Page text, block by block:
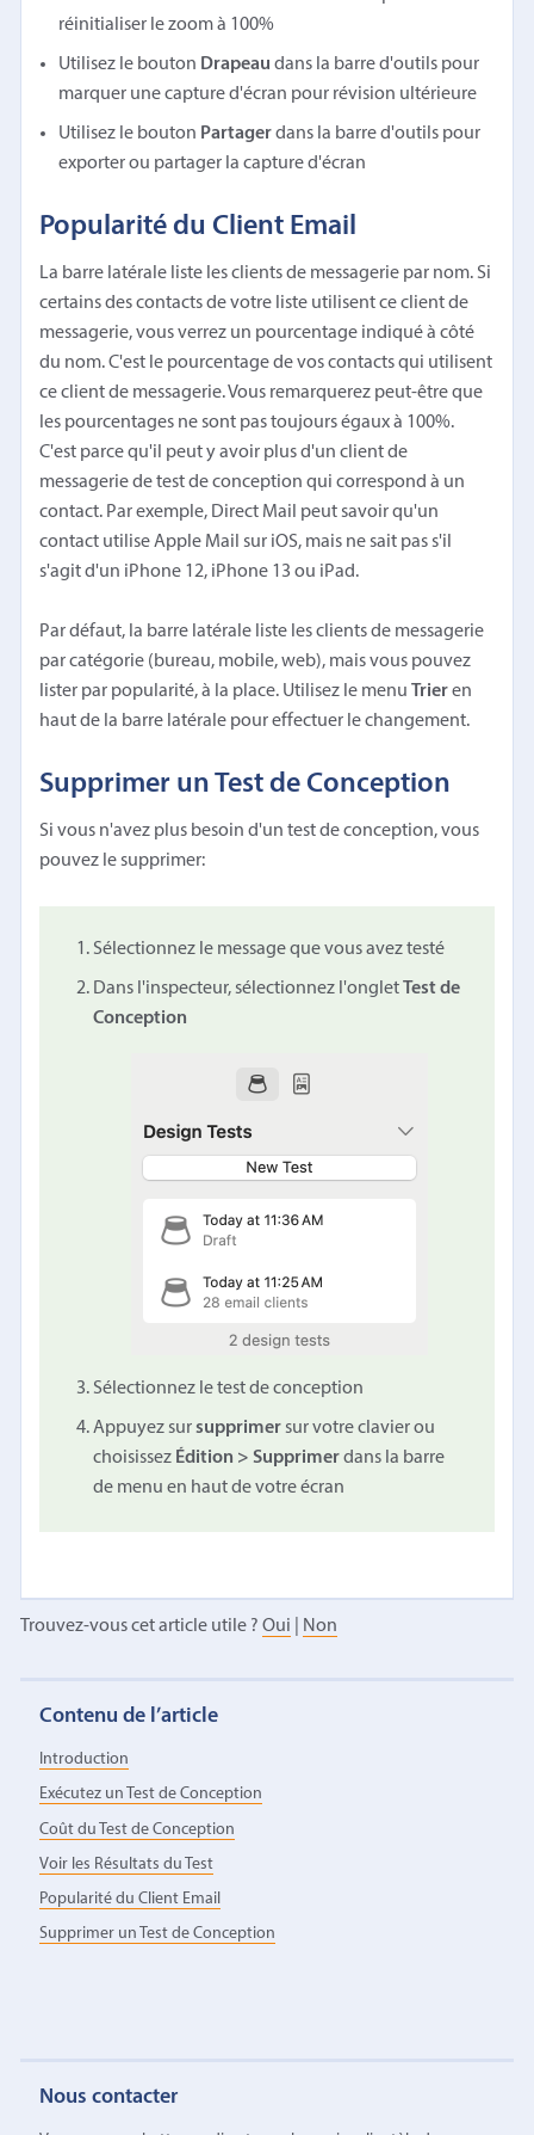
réinitialiser le zoom à 100%
Utilisez le bouton Drapeau dans la barre d'outils pour
marquer une capture d'écran pour révision ultérieure
Utilisez le bouton Partagerdans la barre d'outils pour
exporter ou partager la capture d'écran
Popularité du Client Email
La barre latérale liste les clients de messagerie par nom. Si
certains des contacts de votre liste utilisent ce client de
messagerie, vous verrez un pourcentage indiqué à côté
du nom. C'est le pourcentage de vos contacts qui utilisent
ce client de messagerie. Vous remarquerez peut-être que
les pourcentages ne sont pas toujours égaux à 100%.
C'est parce qu'il peut y avoir plus d'un client de
messagerie de test de conception qui correspond à un
contact. Par exemple, Direct Mail peut savoir qu'un
contact utilise Apple Mail sur iOS, mais ne sait pas s'il
s'agit d'un iPhone 12, iPhone 13 ou iPad.
Par défaut, la barre latérale liste les clients de messagerie
par catégorie (bureau, mobile, web), mais vous pouvez
lister par popularité, à la place. Utilisez le menuTrieren
haut de la barre latérale pour effectuer le changement.
Supprimer un Test de Conception
Si vous n'avez plus besoin d'un test de conception, vous
pouvez le supprimer:
Sélectionnez le message que vous avez testé
Dans l'inspecteur, sélectionnez l'ongletTest de
Conception
Sélectionnez le test de conception
Appuyez sursupprimersur votre clavier ou
choisissez Édition > Supprimerdans la barre
de menu en haut de votre écran
Trouvez-vous cet article utile ? Oui Non
Contenu de l’article
Introduction
Exécutez un Test de Conception
Coût du Test de Conception
Voir les Résultats du Test
Popularité du Client Email
Supprimer un Test de Conception
Nous contacter